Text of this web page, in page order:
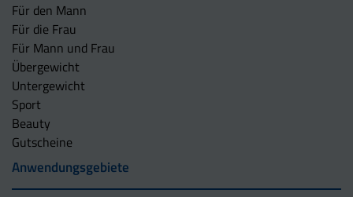
Für den Mann
Für die Frau
Für Mann und Frau
Übergewicht
Untergewicht
Sport
Beauty
Gutscheine
Anwendungsgebiete